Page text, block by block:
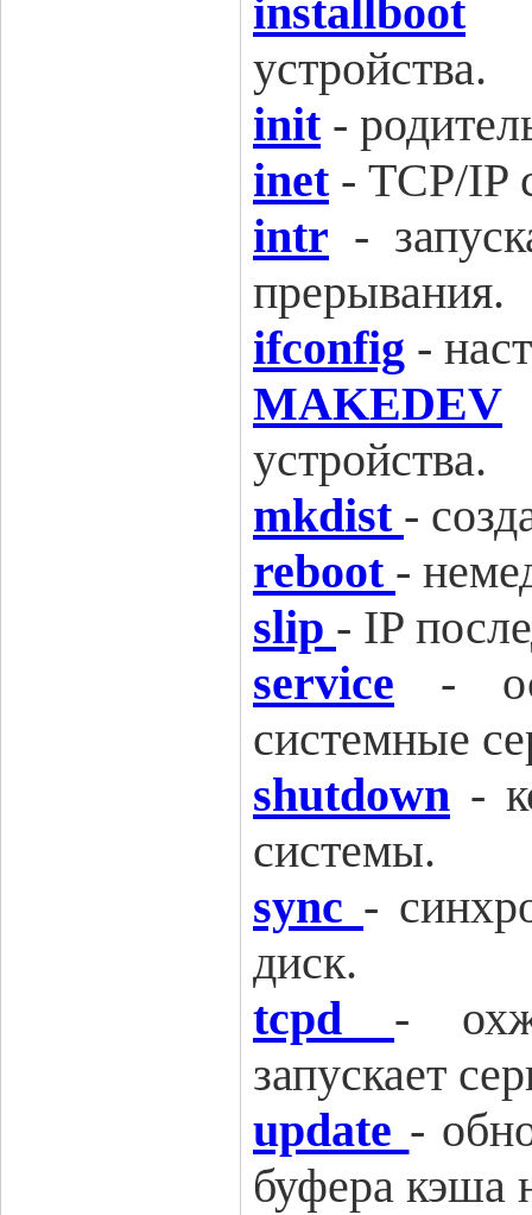
installboot
устройства.
init-
inet- TCP/IP
intr -
прерывания.
ifconfig -
MAKEDEV
устройства.
mkdist -
reboot -
slip - IP
service -
системные
shutdown -
системы.
sync -
диск.
tcpd -
запускает
update -
буфера кэша